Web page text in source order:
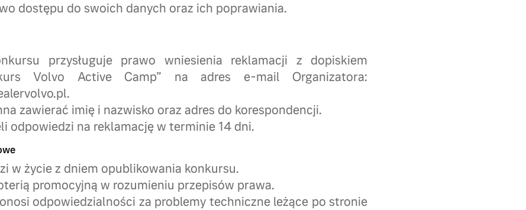
dostępu do swoich danych oraz ich poprawiania.
przysługuje prawo wniesienia reklamacji z dopiskiem
Volvo Active Camp” na adres e-mail Organizatora:
zawierać imię i nazwisko oraz adres do korespondencji.
odpowiedzi na reklamację w terminie 14 dni.
w życie z dniem opublikowania konkursu.
promocyjną w rozumieniu przepisów prawa.
odpowiedzialności za problemy techniczne leżące po stronie